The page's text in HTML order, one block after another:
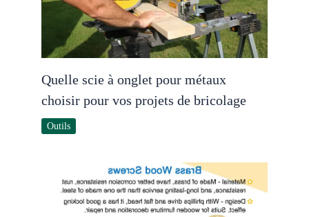
Quelle scie à onglet pour métaux
choisir pour vos projets de bricolage
Outils